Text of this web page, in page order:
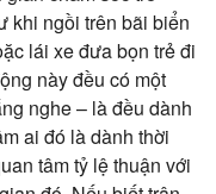
khi ngồi trên bãi biển
lái xe đưa bọn trẻ đi
này đều có một
nghe – là đều dành
ai đó là dành thời
tâm tỷ lệ thuận với